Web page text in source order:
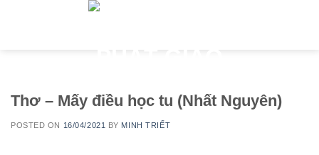
Thơ – Mấy điều học tu (Nhất Nguyên)
POSTED ON 16/04/2021 BY MINH TRIẾT